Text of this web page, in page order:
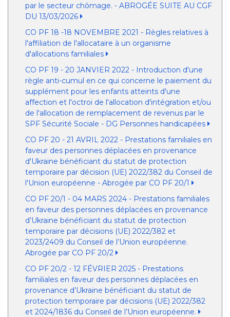
par le secteur chômage. - ABROGÉE SUITE AU CGF
DU 13/03/2026
CO PF 18 -18 NOVEMBRE 2021 - Règles relatives à
l'affiliation de l'allocataire à un organisme
d'allocations familiales
CO PF 19 - 20 JANVIER 2022 - Introduction d'une
règle anti-cumul en ce qui concerne le paiement du
supplément pour les enfants atteints d'une
affection et l'octroi de l'allocation d'intégration et/ou
de l'allocation de remplacement de revenus par le
SPF Sécurité Sociale - DG Personnes handicapées
CO PF 20 - 21 AVRIL 2022 - Prestations familiales en
faveur des personnes déplacées en provenance
d'Ukraine bénéficiant du statut de protection
temporaire par décision (UE) 2022/382 du Conseil de
l'Union européenne - Abrogée par CO PF 20/1
CO PF 20/1 - 04 MARS 2024 - Prestations familiales
en faveur des personnes déplacées en provenance
d’Ukraine bénéficiant du statut de protection
temporaire par décisions (UE) 2022/382 et
2023/2409 du Conseil de l’Union européenne.
Abrogée par CO PF 20/2
CO PF 20/2 - 12 FÉVRIER 2025 - Prestations
familiales en faveur des personnes déplacées en
provenance d’Ukraine bénéficiant du statut de
protection temporaire par décisions (UE) 2022/382
et 2024/1836 du Conseil de l’Union européenne.